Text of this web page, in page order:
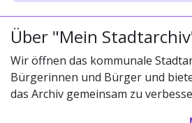
Über "Mein
Wir öffnen das kommunale
Bürgerinnen und Bürger und
das Archiv gemeinsam zu